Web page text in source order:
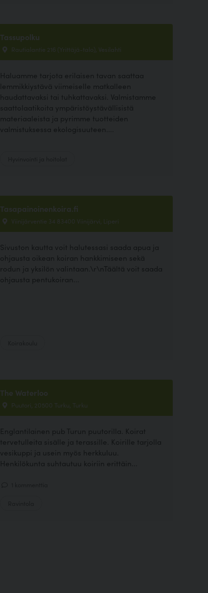
Tassupolku
Rautialantie 216 (Yrittäjä-talo), Vesilahti
Haluamme tarjota erilaisen tavan saattaa
lemmikkiystävä viimeiselle matkalleen
haudattavaksi tai tuhkattavaksi. Valmistamme
saattolaatikoita ympäristöystävällisistä
materiaaleista ja pyrimme tuotteiden
valmistuksessa ekologisuuteen....
Tasapainoinenkoira.fi
Viinijärventie 34 83400 Viinijärvi, Liperi
Sivuston kautta voit halutessasi saada apua ja
ohjausta oikean koiran hankkimiseen sekä
rodun ja yksilön valintaan.\r\nTäältä voit saada
ohjausta pentukoiran...
The Waterloo
Puutori, 20500 Turku, Turku
Englantilainen pub Turun puutorilla. Koirat
tervetulleita sisälle ja terassille. Koirille tarjolla
vesikuppi ja usein myös herkkuluu.
Henkilökunta suhtautuu koiriin erittäin...